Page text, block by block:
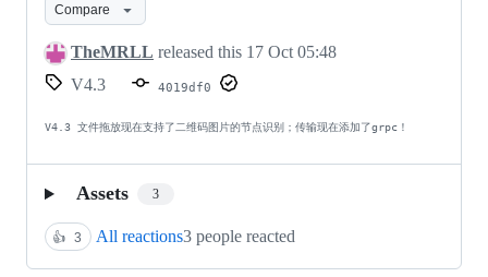
放
现
在
支
持
了
二
维
Compare
TheMRLL released this 17 Oct 05:48
V4.3
4019df0
V4.3 文件拖放现在支持了二维码图片的节点识别；传输现在添加了grpc！
Assets 3
👍 3 All reactions3 people reacted